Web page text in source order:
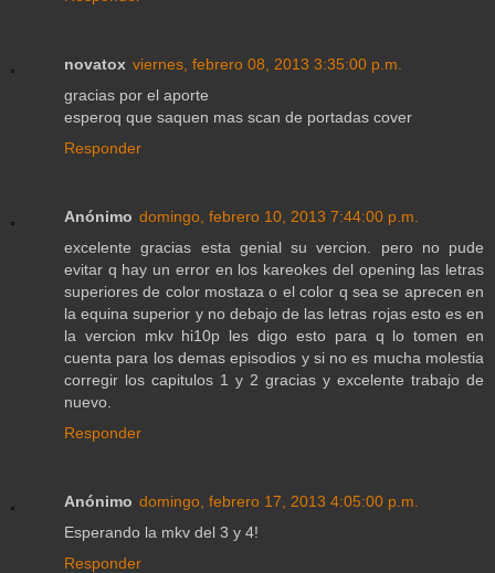
novatox viernes, febrero 08, 2013 3:35:00 p.m.
gracias por el aporte
esperoq que saquen mas scan de portadas cover
Responder
Anónimo domingo, febrero 10, 2013 7:44:00 p.m.
excelente gracias esta genial su vercion. pero no pude
evitar q hay un error en los kareokes del opening las letras
superiores de color mostaza o el color q sea se aprecen en
la equina superior y no debajo de las letras rojas esto es en
la vercion mkv hi10p les digo esto para q lo tomen en
cuenta para los demas episodios y si no es mucha molestia
corregir los capitulos 1 y 2 gracias y excelente trabajo de
nuevo.
Responder
Anónimo domingo, febrero 17, 2013 4:05:00 p.m.
Esperando la mkv del 3 y 4!
Responder